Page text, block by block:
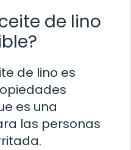
de lino
de lino es
es una
las personas